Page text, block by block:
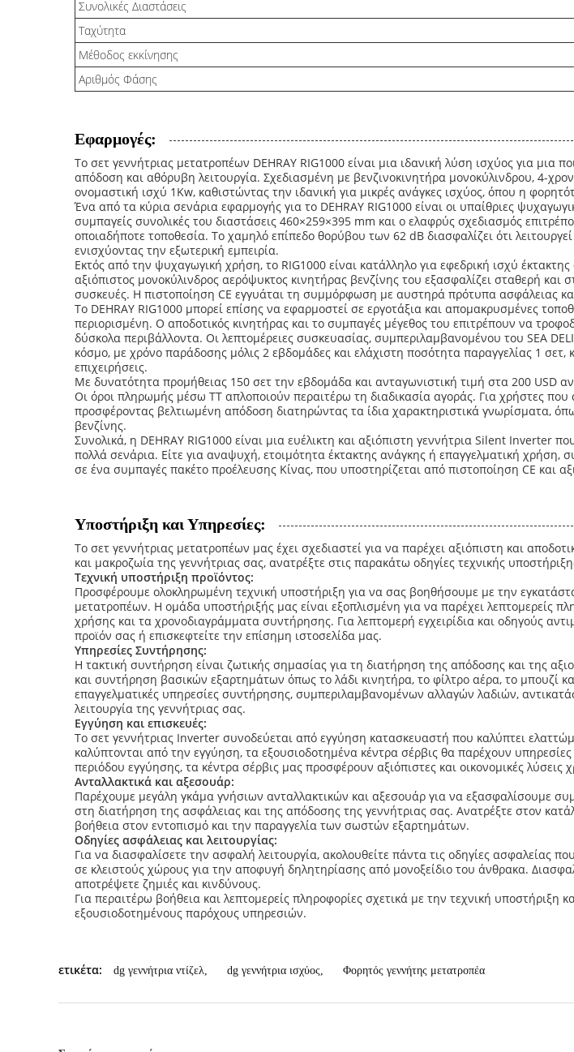
Συνολικές Διαστάσεις
Ταχύτητα
Μέθοδος εκκίνησης
Αριθμός Φάσης
Εφαρμογές:
Το σετ γεννήτριας μετατροπέων DEHRAY RIG1000 είναι μια ιδανική λύση ισχύος για
απόδοση και αθόρυβη λειτουργία. Σχεδιασμένη με βενζινοκινητήρα μονοκύλινδρου, 4-
ονομαστική ισχύ 1Kw, καθιστώντας την ιδανική για μικρές ανάγκες ισχύος, όπου η
Ένα από τα κύρια σενάρια εφαρμογής για το DEHRAY RIG1000 είναι οι υπαίθριες
συμπαγείς συνολικές του διαστάσεις 460×259×395 mm και ο ελαφρύς σχεδιασμός
οποιαδήποτε τοποθεσία. Το χαμηλό επίπεδο θορύβου των 62 dB διασφαλίζει ότι
ενισχύοντας την εξωτερική εμπειρία.
Εκτός από την ψυχαγωγική χρήση, το RIG1000 είναι κατάλληλο για εφεδρική ισχύ
αξιόπιστος μονοκύλινδρος αερόψυκτος κινητήρας βενζίνης του εξασφαλίζει σταθερή
συσκευές. Η πιστοποίηση CE εγγυάται τη συμμόρφωση με αυστηρά πρότυπα ασφάλειας
Το DEHRAY RIG1000 μπορεί επίσης να εφαρμοστεί σε εργοτάξια και απομακρυσμένες
περιορισμένη. Ο αποδοτικός κινητήρας και το συμπαγές μέγεθος του επιτρέπουν να
δύσκολα περιβάλλοντα. Οι λεπτομέρειες συσκευασίας, συμπεριλαμβανομένου του SEA
κόσμο, με χρόνο παράδοσης μόλις 2 εβδομάδες και ελάχιστη ποσότητα παραγγελίας 1
επιχειρήσεις.
Με δυνατότητα προμήθειας 150 σετ την εβδομάδα και ανταγωνιστική τιμή στα 200 USD
Οι όροι πληρωμής μέσω TT απλοποιούν περαιτέρω τη διαδικασία αγοράς. Για χρήστες
προσφέροντας βελτιωμένη απόδοση διατηρώντας τα ίδια χαρακτηριστικά γνωρίσματα,
βενζίνης.
Συνολικά, η DEHRAY RIG1000 είναι μια ευέλικτη και αξιόπιστη γεννήτρια Silent Inverter
πολλά σενάρια. Είτε για αναψυχή, ετοιμότητα έκτακτης ανάγκης ή επαγγελματική
σε ένα συμπαγές πακέτο προέλευσης Κίνας, που υποστηρίζεται από πιστοποίηση CE και
Υποστήριξη και Υπηρεσίες:
Το σετ γεννήτριας μετατροπέων μας έχει σχεδιαστεί για να παρέχει αξιόπιστη και
και μακροζωία της γεννήτριας σας, ανατρέξτε στις παρακάτω οδηγίες τεχνικής
Τεχνική υποστήριξη προϊόντος:
Προσφέρουμε ολοκληρωμένη τεχνική υποστήριξη για να σας βοηθήσουμε με την
μετατροπέων. Η ομάδα υποστήριξής μας είναι εξοπλισμένη για να παρέχει λεπτομερείς
χρήσης και τα χρονοδιαγράμματα συντήρησης. Για λεπτομερή εγχειρίδια και οδηγούς
προϊόν σας ή επισκεφτείτε την επίσημη ιστοσελίδα μας.
Υπηρεσίες Συντήρησης:
Η τακτική συντήρηση είναι ζωτικής σημασίας για τη διατήρηση της απόδοσης και της
και συντήρηση βασικών εξαρτημάτων όπως το λάδι κινητήρα, το φίλτρο αέρα, το μπουζί
επαγγελματικές υπηρεσίες συντήρησης, συμπεριλαμβανομένων αλλαγών λαδιών,
λειτουργία της γεννήτριας σας.
Εγγύηση και επισκευές:
Το σετ γεννήτριας Inverter συνοδεύεται από εγγύηση κατασκευαστή που καλύπτει
καλύπτονται από την εγγύηση, τα εξουσιοδοτημένα κέντρα σέρβις θα παρέχουν
περιόδου εγγύησης, τα κέντρα σέρβις μας προσφέρουν αξιόπιστες και οικονομικές λύσεις
Ανταλλακτικά και αξεσουάρ:
Παρέχουμε μεγάλη γκάμα γνήσιων ανταλλακτικών και αξεσουάρ για να εξασφαλίσουμε
στη διατήρηση της ασφάλειας και της απόδοσης της γεννήτριας σας. Ανατρέξτε στον
βοήθεια στον εντοπισμό και την παραγγελία των σωστών εξαρτημάτων.
Οδηγίες ασφάλειας και λειτουργίας:
Για να διασφαλίσετε την ασφαλή λειτουργία, ακολουθείτε πάντα τις οδηγίες ασφαλείας
σε κλειστούς χώρους για την αποφυγή δηλητηρίασης από μονοξείδιο του άνθρακα.
αποτρέψετε ζημιές και κινδύνους.
Για περαιτέρω βοήθεια και λεπτομερείς πληροφορίες σχετικά με την τεχνική
εξουσιοδοτημένους παρόχους υπηρεσιών.
ετικέτα: dg γεννήτρια ντίζελ, dg γεννήτρια ισχύος, Φορητός γεννήτης μετατροπέα